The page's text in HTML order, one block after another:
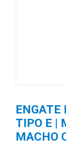
ENGATE
TIPO E |
MACHO